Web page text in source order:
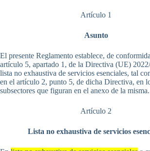
Artículo 1
Asunto
El presente Reglamento establece, de
artículo 5, apartado 1, de la Directiva (UE)
lista no exhaustiva de servicios esenciales, tal
en el artículo 2, punto 5, de dicha Directiva, en
subsectores que figuran en el anexo de la misma.
Artículo 2
Lista no exhaustiva de servicios